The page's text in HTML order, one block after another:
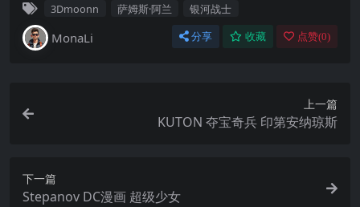
3Dmoonn 萨姆斯·阿兰 银河战士
MonaLi 分享 收藏 点赞(0)
上一篇
KUTON 夺宝奇兵 印第安纳琼斯
下一篇
Stepanov DC漫画 超级少女